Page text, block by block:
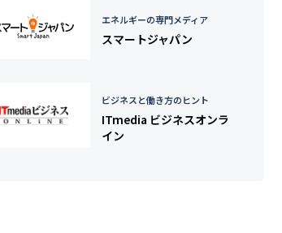
エネルギーの専門メディア
スマートジャパン
ビジネスと働き方のヒント
ITmedia ビジネスオンラ
イン